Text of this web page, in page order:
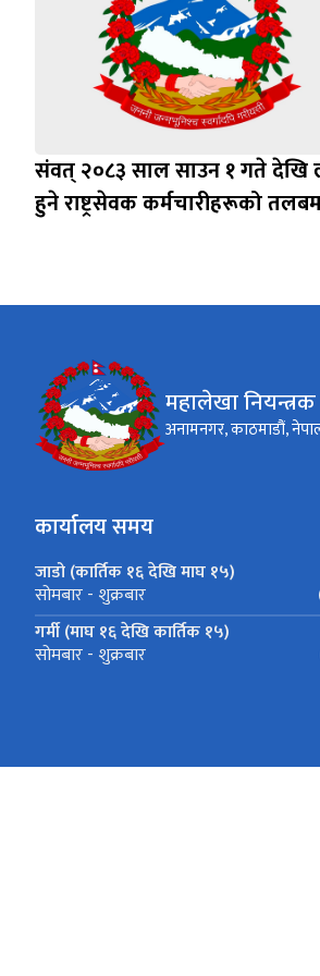
संवत् २०८३ साल साउन १ गते देखि
हुने राष्ट्रसेवक कर्मचारीहरूको
महालेखा
अनामनगर, काठमाडौं,
कार्यालय समय
जाडो (कार्तिक १६ देखि माघ १५)
सोमबार - शुक्रबार
गर्मी (माघ १६ देखि कार्तिक १५)
सोमबार - शुक्रबार